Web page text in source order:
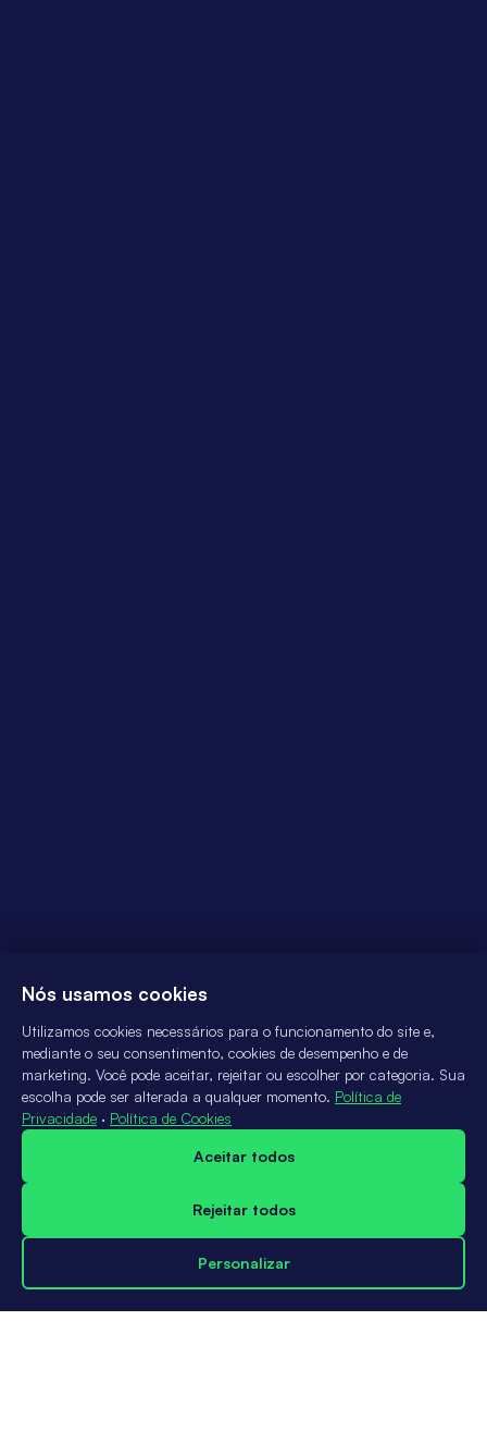
Nós usamos cookies
Utilizamos cookies necessários para o funcionamento do site e,
mediante o seu consentimento, cookies de desempenho e de
marketing. Você pode aceitar, rejeitar ou escolher por categoria. Sua
escolha pode ser alterada a qualquer momento. Política de
Privacidade · Política de Cookies
Aceitar todos
Rejeitar todos
Personalizar